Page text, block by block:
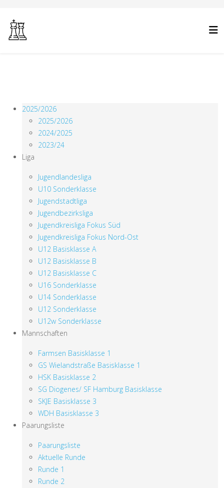
2025/2026
2025/2026
2024/2025
2023/24
Liga
Jugendlandesliga
U10 Sonderklasse
Jugendstadtliga
Jugendbezirksliga
Jugendkreisliga Fokus Süd
Jugendkreisliga Fokus Nord-Ost
U12 Basisklasse A
U12 Basisklasse B
U12 Basisklasse C
U16 Sonderklasse
U14 Sonderklasse
U12 Sonderklasse
U12w Sonderklasse
Mannschaften
Farmsen Basisklasse 1
GS Wielandstraße Basisklasse 1
HSK Basisklasse 2
SG Diogenes/ SF Hamburg Basisklasse
SKJE Basisklasse 3
WDH Basisklasse 3
Paarungsliste
Paarungsliste
Aktuelle Runde
Runde 1
Runde 2